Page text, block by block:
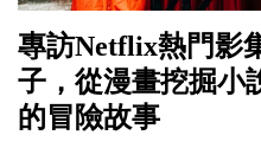
專訪Netflix熱門影
子，從漫畫挖掘小
的冒險故事